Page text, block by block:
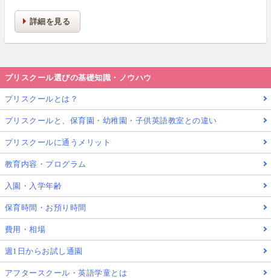
詳細を見る
プリスクール選びの基礎知識・ノウハウ
プリスクールとは？
プリスクールと、保育園・幼稚園・子供英語教室との違い
プリスクールに通うメリット
教育内容・プログラム
入園・入学年齢
保育時間・お預り時間
費用・相場
週1日からお試し通園
アフタースクール・英語学童とは